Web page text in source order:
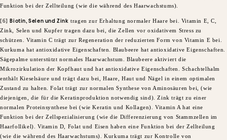
Funktion bei der Zellteilung (wie die während des Haarwachstums).​
​[6]Biotin, Selen und Zink tragen zur Erhaltung normaler Haare bei. Vitamin E, C,
Zink, Selen und Kupfer tragen dazu bei, die Zellen vor oxidativem Stress zu
schützen. Vitamin C trägt zur Regeneration der reduzierten Form von Vitamin E bei.
Kurkuma hat antioxidative Eigenschaften. Blaubeere hat antioxidative Eigenschaften.
Sägepalme unterstützt normales Haarwachstum. Blaubeere aktiviert die
Mikrozirkulation der Kopfhaut und hat antioxidative Eigenschaften. Schachtelhalm
enthält Kieselsäure und trägt dazu bei, Haare, Haut und Nägel in einem optimalen
Zustand zu halten. Folat trägt zur normalen Synthese von Aminosäuren bei, (wie
diejenigen, die für die Keratinproduktion notwendig sind). Zink trägt zu einer
normalen Proteinsynthese bei (wie Keratin und Kollagen). Vitamin A hat eine
Funktion bei der Zellspezialisierung (wie die Differenzierung von Stammzellen im
Haarfollikel). Vitamin D, Folat und Eisen haben eine Funktion bei der Zellteilung
(wie die während des Haarwachstums). Kurkuma trägt zur Kontrolle von